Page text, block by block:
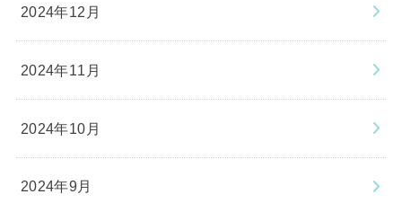
2024年12月
2024年11月
2024年10月
2024年9月